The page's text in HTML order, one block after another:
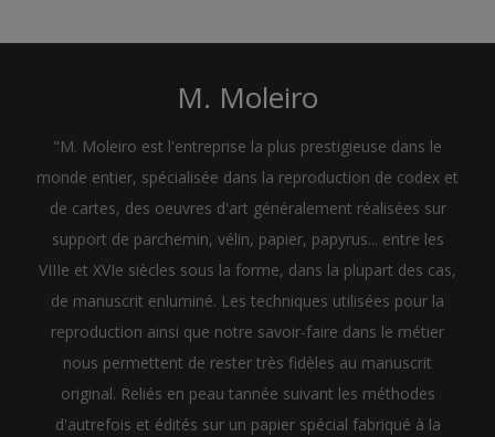
M. Moleiro
"M. Moleiro est l'entreprise la plus prestigieuse dans le
monde entier, spécialisée dans la reproduction de codex et
de cartes, des oeuvres d'art généralement réalisées sur
support de parchemin, vélin, papier, papyrus... entre les
VIIIe et XVIe siècles sous la forme, dans la plupart des cas,
de manuscrit enluminé. Les techniques utilisées pour la
reproduction ainsi que notre savoir-faire dans le métier
nous permettent de rester très fidèles au manuscrit
original. Reliés en peau tannée suivant les méthodes
d'autrefois et édités sur un papier spécial fabriqué à la